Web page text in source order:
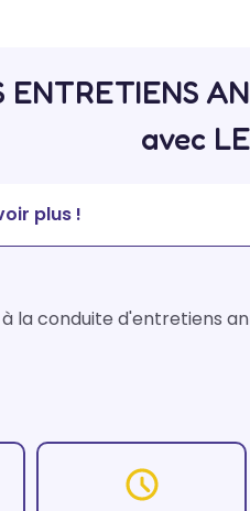
ENTRETIENS
avec
plus !
la conduite d'entretiens